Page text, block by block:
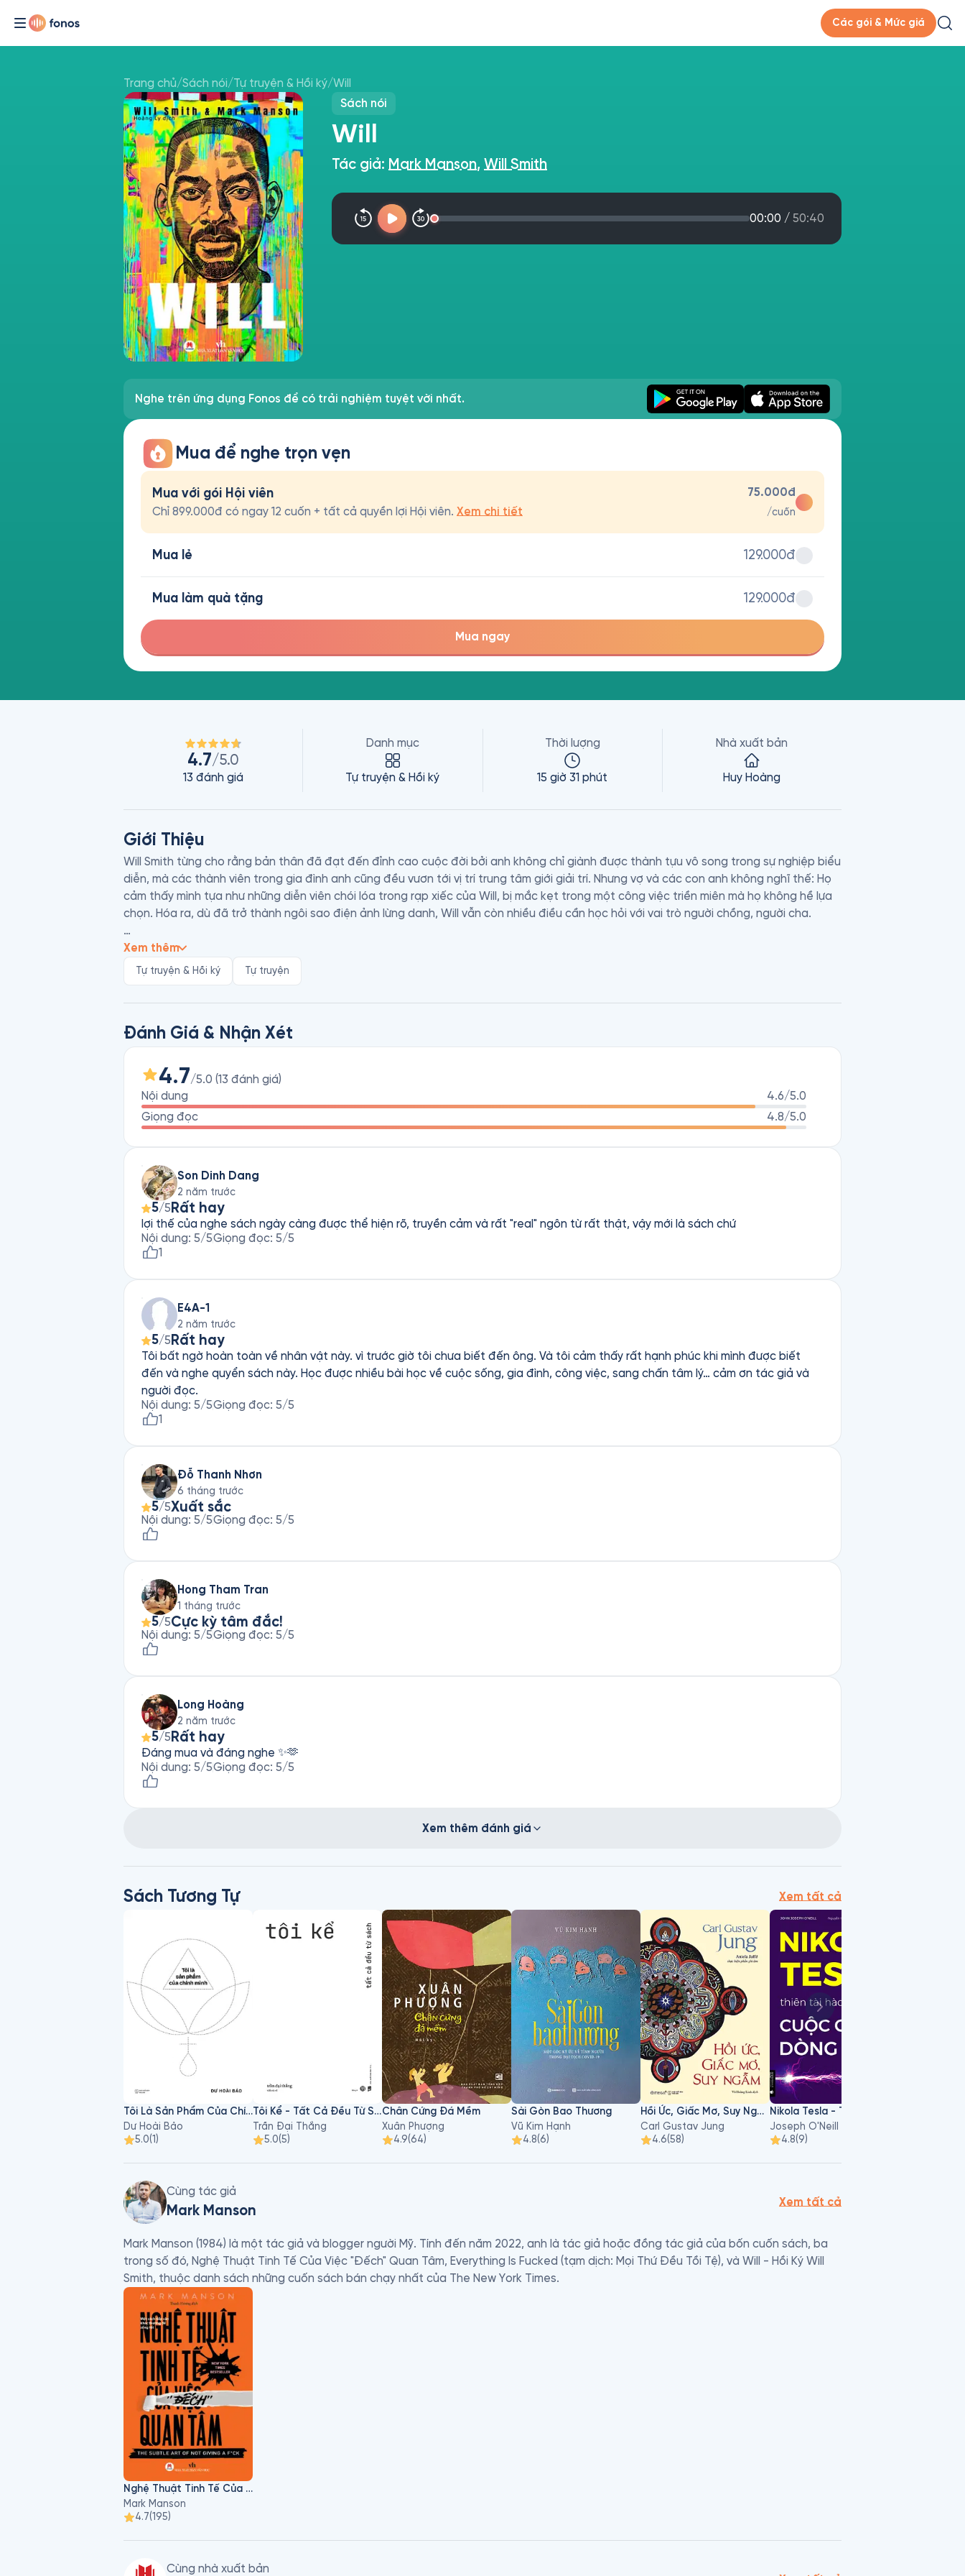
Các gói & Mức giá
Trang chủ/Sách nói/Tự truyện & Hồi ký/Will
Sách nói
Will
Tác giả: Mark Manson, Will Smith
00:00 / 50:40
Nghe trên ứng dụng Fonos để có trải nghiệm tuyệt vời nhất.
Mua để nghe trọn vẹn
Mua với gói Hội viên
Chỉ 899.000đ có ngay 12 cuốn + tất cả quyền lợi Hội viên. Xem chi tiết
75.000đ
/cuốn
Mua lẻ 129.000đ
Mua làm quà tặng 129.000đ
Mua ngay
4.7/5.0
13 đánh giá
Danh mục
Tự truyện & Hồi ký
Thời lượng
15 giờ 31 phút
Nhà xuất bản
Huy Hoàng
Giới Thiệu
Will Smith từng cho rằng bản thân đã đạt đến đỉnh cao cuộc đời bởi anh không chỉ giành được thành tựu vô song trong sự nghiệp biểu
diễn, mà các thành viên trong gia đình anh cũng đều vươn tới vị trí trung tâm giới giải trí. Nhưng vợ và các con anh không nghĩ thế: Họ
cảm thấy mình tựa như những diễn viên chói lóa trong rạp xiếc của Will, bị mắc kẹt trong một công việc triền miên mà họ không hề lựa
chọn. Hóa ra, dù đã trở thành ngôi sao điện ảnh lừng danh, Will vẫn còn nhiều điều cần học hỏi với vai trò người chồng, người cha.
Được chấp bút bởi Mark Manson, tác giả cuốn sách ấn tượng Nghệ Thuật Tinh Tế Của Việc "Đếch" Quan Tâm, cuốn hồi ký này là sự kết
hợp diệu kỳ giữa những hiểu biết về nhân sinh với câu chuyện cuộc đời riêng biệt, tràn đầy những tình tiết hài hước, về một thời “trẻ
trâu”, và hứa hẹn sẽ trở thành hiện tượng có một không hai, hệt như Will Smith.
Xem thêm
Tự truyện & Hồi ký Tự truyện
Đánh Giá & Nhận Xét
4.7/5.0 (13 đánh giá)
Nội dung
4.6/5.0
Giọng đọc
4.8/5.0
Son Dinh Dang
2 năm trước
5/5 Rất hay
lợi thế của nghe sách ngày càng được thể hiện rõ, truyền cảm và rất "real" ngôn từ rất thật, vậy mới là sách chứ
Nội dung: 5/5Giọng đọc: 5/5
1
E4A-1
2 năm trước
5/5 Rất hay
Tôi bất ngờ hoàn toàn về nhân vật này. vì trước giờ tôi chưa biết đến ông. Và tôi cảm thấy rất hạnh phúc khi mình được biết
đến và nghe quyển sách này. Học được nhiều bài học về cuộc sống, gia đình, công việc, sang chấn tâm lý… cảm ơn tác giả và
người đọc.
Nội dung: 5/5Giọng đọc: 5/5
1
Đỗ Thanh Nhơn
6 tháng trước
5/5Xuất sắc
Nội dung: 5/5Giọng đọc: 5/5
Hong Tham Tran
1 tháng trước
5/5Cực kỳ tâm đắc!
Nội dung: 5/5Giọng đọc: 5/5
Long Hoàng
2 năm trước
5/5 Rất hay
Đáng mua và đáng nghe ✨🫶
Nội dung: 5/5Giọng đọc: 5/5
Xem thêm đánh giá
Sách Tương Tự Xem tất cả
Tôi Là Sản Phẩm Của Chính Mình
Dư Hoài Bảo
5.0(1)
Tôi Kể - Tất Cả Đều Từ Sách
Trần Đại Thắng
5.0(5)
Chân Cứng Đá Mềm
Xuân Phượng
4.9(64)
Sài Gòn Bao Thương
Vũ Kim Hạnh
4.8(6)
Hồi Ức, Giấc Mơ, Suy Ngẫm
Carl Gustav Jung
4.6(58)
Joseph O'Neill
4.8(9)
Cùng tác giả
Mark Manson
Xem tất cả
Mark Manson (1984) là một tác giả và blogger người Mỹ. Tính đến năm 2022, anh là tác giả hoặc đồng tác giả của bốn cuốn sách, ba
trong số đó, Nghệ Thuật Tinh Tế Của Việc "Đếch" Quan Tâm, Everything Is Fucked (tạm dịch: Mọi Thứ Đều Tồi Tệ), và Will - Hồi Ký Will
Smith, thuộc danh sách những cuốn sách bán chạy nhất của The New York Times.
Nghệ Thuật Tinh Tế Của Việc "Đếch" Quan Tâm
Mark Manson
4.7(195)
Cùng nhà xuất bản